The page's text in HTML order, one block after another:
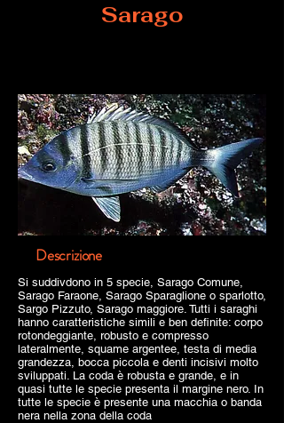
Sarago
Descrizione
Si suddivdono in 5 specie, Sarago Comune,
Sarago Faraone, Sarago Sparaglione o sparlotto,
Sargo Pizzuto, Sarago maggiore. Tutti i saraghi
hanno caratteristiche simili e ben definite: corpo
rotondeggiante, robusto e compresso
lateralmente, squame argentee, testa di media
grandezza, bocca piccola e denti incisivi molto
sviluppati. La coda è robusta e grande, e in
quasi tutte le specie presenta il margine nero. In
tutte le specie è presente una macchia o banda
nera nella zona della coda